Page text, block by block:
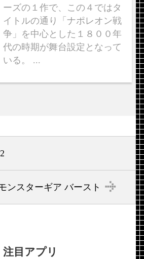
ーズの１作で、この４ではタ
イトルの通り「ナポレオン戦
争」を中心とした１８００年
代の時期が舞台設定となって
いる。 ...
ンスターギア バースト
注目アプリ